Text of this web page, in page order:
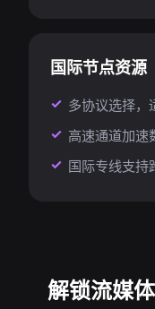
国际节点资源
多协议选择，
高速通道加速
国际专线支持
解锁流媒